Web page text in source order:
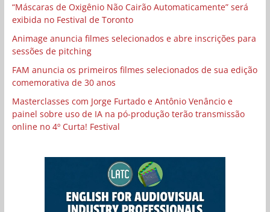
“Máscaras de Oxigênio Não Cairão Automaticamente” será
exibida no Festival de Toronto
Animage anuncia filmes selecionados e abre inscrições para
sessões de pitching
FAM anuncia os primeiros filmes selecionados de sua edição
comemorativa de 30 anos
Masterclasses com Jorge Furtado e Antônio Venâncio e
painel sobre uso de IA na pó-produção terão transmissão
online no 4º Curta! Festival